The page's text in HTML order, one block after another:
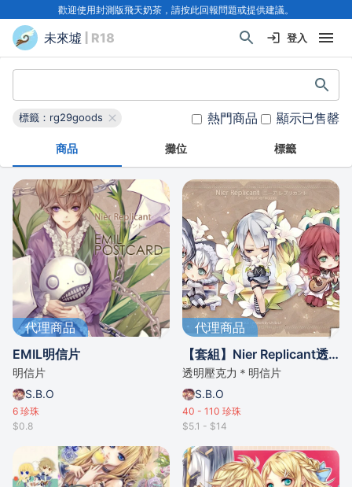
歡迎使用封測版飛天奶茶，請按此回報問題或提供建議。
未來墟 | R18 登入
標籤：rg29goods 熱門商品 顯示已售罄
商品 攤位 標籤
代理商品
EMIL明信片
明信片
S.B.O
6 珍珠
$0.8
代理商品
【套組】Nier Replicant透明壓克力
透明壓克力＊明信片
S.B.O
40 - 110 珍珠
$5.1 - $14